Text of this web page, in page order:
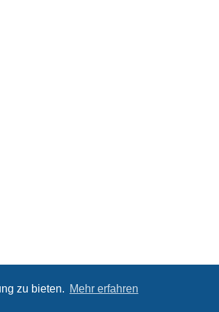
zu bieten. Mehr erfahren